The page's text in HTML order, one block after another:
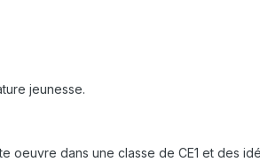
jeunesse.
oeuvre dans une classe de CE1 et des